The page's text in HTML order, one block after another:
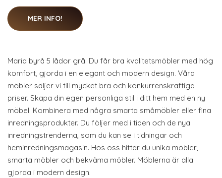
MER INFO!
Maria byrå 5 lådor grå. Du får bra kvalitetsmöbler med hög
komfort, gjorda i en elegant och modern design. Våra
möbler säljer vi till mycket bra och konkurrenskraftiga
priser. Skapa din egen personliga stil i ditt hem med en ny
möbel. Kombinera med några smarta småmöbler eller fina
inredningsprodukter. Du följer med i tiden och de nya
inredningstrenderna, som du kan se i tidningar och
heminredningsmagasin. Hos oss hittar du unika möbler,
smarta möbler och bekväma möbler. Möblerna är alla
gjorda i modern design.